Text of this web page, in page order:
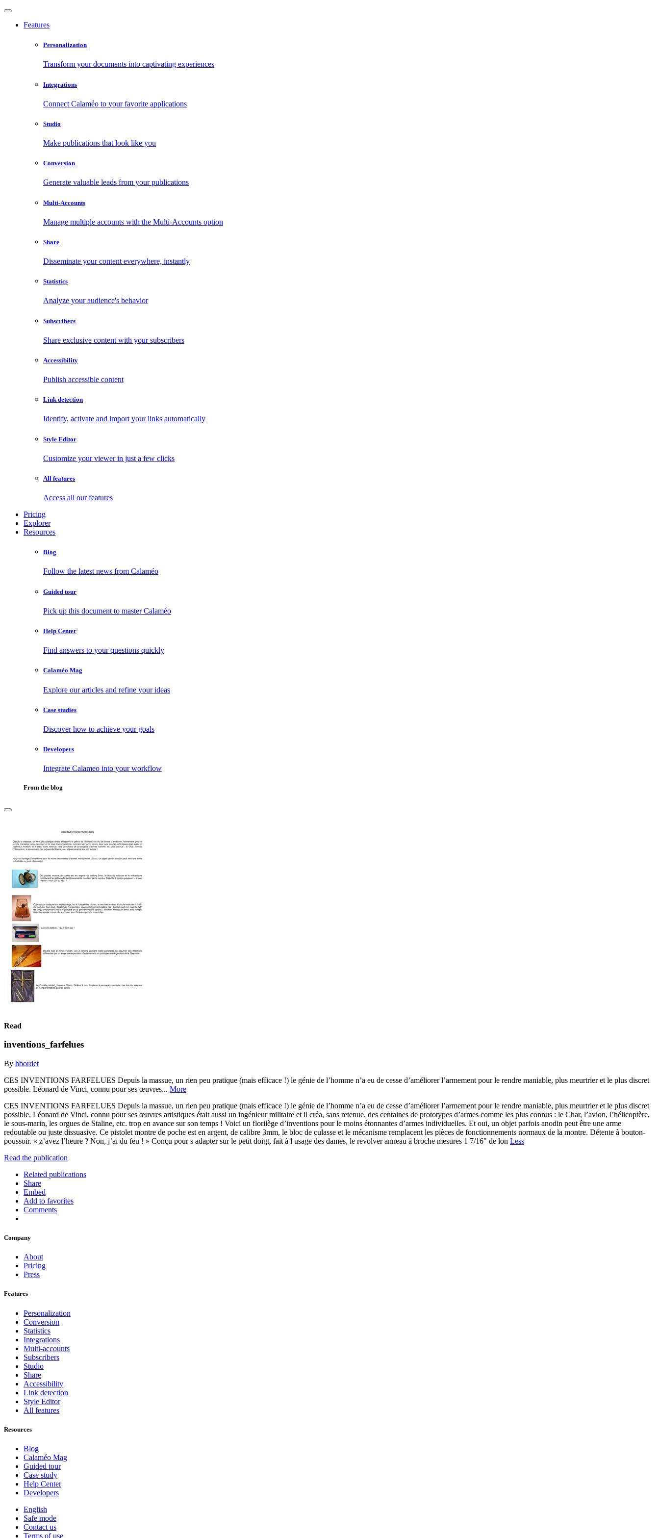
Features
Personalization
Transform your documents into captivating experiences
Integrations
Connect Calaméo to your favorite applications
Studio
Make publications that look like you
Conversion
Generate valuable leads from your publications
Multi-Accounts
Manage multiple accounts with the Multi-Accounts option
Share
Disseminate your content everywhere, instantly
Statistics
Analyze your audience's behavior
Subscribers
Share exclusive content with your subscribers
Accessibility
Publish accessible content
Link detection
Identify, activate and import your links automatically
Style Editor
Customize your viewer in just a few clicks
All features
Access all our features
Pricing
Explorer
Resources
Blog
Follow the latest news from Calaméo
Guided tour
Pick up this document to master Calaméo
Help Center
Find answers to your questions quickly
Calaméo Mag
Explore our articles and refine your ideas
Case studies
Discover how to achieve your goals
Developers
Integrate Calameo into your workflow
From the blog
Read
inventions_farfelues
By hbordet
CES INVENTIONS FARFELUES Depuis la massue, un rien peu pratique (mais efficace !) le génie de l’homme n’a eu de cesse d’améliorer l’armement pour le rendre maniable, plus meurtrier et le plus discret
possible. Léonard de Vinci, connu pour ses œuvres... More
CES INVENTIONS FARFELUES Depuis la massue, un rien peu pratique (mais efficace !) le génie de l’homme n’a eu de cesse d’améliorer l’armement pour le rendre maniable, plus meurtrier et le plus discret
possible. Léonard de Vinci, connu pour ses œuvres artistiques était aussi un ingénieur militaire et il créa, sans retenue, des centaines de prototypes d’armes comme les plus connus : le Char, l’avion, l’hélicoptère,
le sous-marin, les orgues de Staline, etc. trop en avance sur son temps ! Voici un florilège d’inventions pour le moins étonnantes d’armes individuelles. Et oui, un objet parfois anodin peut être une arme
redoutable ou juste dissuasive. Ce pistolet montre de poche est en argent, de calibre 3mm, le bloc de culasse et le mécanisme remplacent les pièces de fonctionnements normaux de la montre. Détente à bouton-
poussoir. « z’avez l’heure ? Non, j’ai du feu ! » Conçu pour s adapter sur le petit doigt, fait à l usage des dames, le revolver anneau à broche mesures 1 7/16" de lon Less
Read the publication
Related publications
Share
Embed
Add to favorites
Comments
Company
About
Pricing
Press
Features
Personalization
Conversion
Statistics
Integrations
Multi-accounts
Subscribers
Studio
Share
Accessibility
Link detection
Style Editor
All features
Resources
Blog
Calaméo Mag
Guided tour
Case study
Help Center
Developers
English
Safe mode
Contact us
Terms of use